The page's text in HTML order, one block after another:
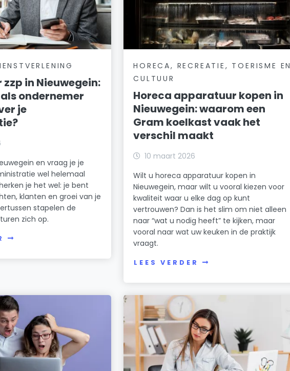
zzp in Nieuwegein:
ondernemer
je
en vraag je je
wel helemaal
je het wel: je bent
klanten en groei van je
stapelen de
zich op.
HORECA, RECREATIE, TOERISME EN
CULTUUR
Horeca apparatuur kopen in
Nieuwegein: waarom een
Gram koelkast vaak het
verschil maakt
10 maart 2026
Wilt u horeca apparatuur kopen in
Nieuwegein, maar wilt u vooral kiezen voor
kwaliteit waar u elke dag op kunt
vertrouwen? Dan is het slim om niet alleen
naar “wat u nodig heeft” te kijken, maar
vooral naar wat uw keuken in de praktijk
vraagt.
LEES VERDER